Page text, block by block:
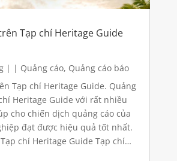
Tạp chí Heritage Guide
| | Quảng cáo, Quảng cáo báo
Tạp chí Heritage Guide. Quảng
Heritage Guide với rất nhiều
cho chiến dịch quảng cáo của
đạt được hiệu quả tốt nhất.
chí Heritage Guide Tạp chí